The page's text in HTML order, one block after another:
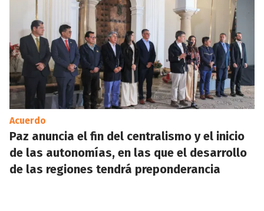
Acuerdo
Paz anuncia el fin del centralismo y el inicio
de las autonomías, en las que el desarrollo
de las regiones tendrá preponderancia